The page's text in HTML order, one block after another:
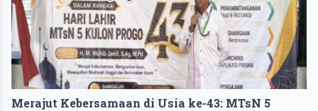
Merajut Kebersamaan di Usia ke-43: MTsN 5